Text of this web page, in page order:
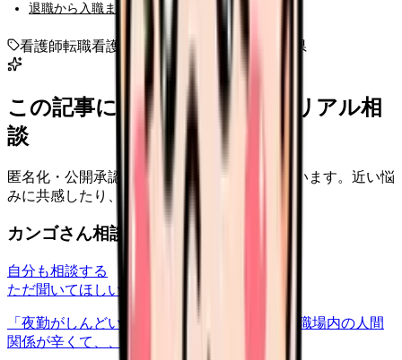
退職から入職までのロードマップ
看護師転職看護師求人 地域別転職 東北 宮城県
この記事に近い看護師さんのリアル相
談
匿名化・公開承認済みの本音だけを表示しています。近い悩
みに共感したり、自分の状況を投稿できます。
カンゴさん相談室から共有された相談
自分も相談する
ただ聞いてほしい
2026/6/13
「夜勤がしんどい」について相談したいです 職場内の人間
関係が辛くて、、、